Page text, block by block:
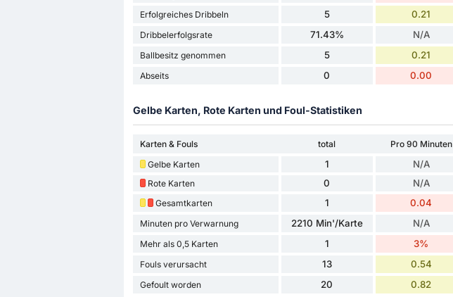
Erfolgreiches Dribbeln 5 0.21
Dribbelerfolgsrate 71.43% N/A
Ballbesitz genommen 5 0.21
Abseits 0 0.00
Gelbe Karten, Rote Karten und Foul-Statistiken
Karten & Fouls total Pro 90 Minuten
Gelbe Karten
1 N/A
Rote Karten 0 N/A
Gesamtkarten 1 0.04
Minuten pro Verwarnung 2210 Min'/Karte N/A
Mehr als 0,5 Karten 1 3%
Fouls verursacht 13 0.54
Gefoult worden 20 0.82